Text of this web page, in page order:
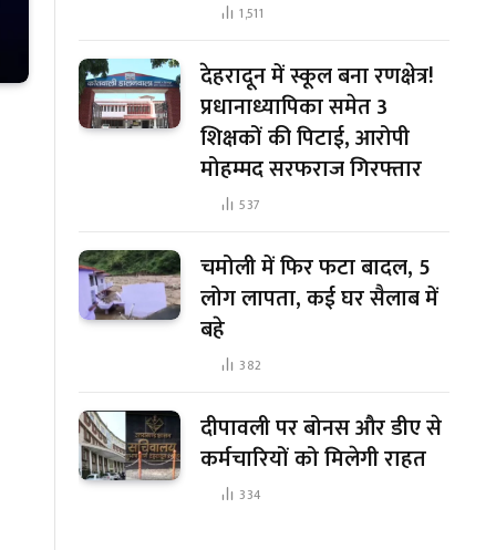
1,511
देहरादून में स्कूल बना रणक्षेत्र!
प्रधानाध्यापिका समेत 3
शिक्षकों की पिटाई, आरोपी
मोहम्मद सरफराज गिरफ्तार
537
चमोली में फिर फटा बादल, 5
लोग लापता, कई घर सैलाब में
बहे
382
दीपावली पर बोनस और डीए से
कर्मचारियों को मिलेगी राहत
334